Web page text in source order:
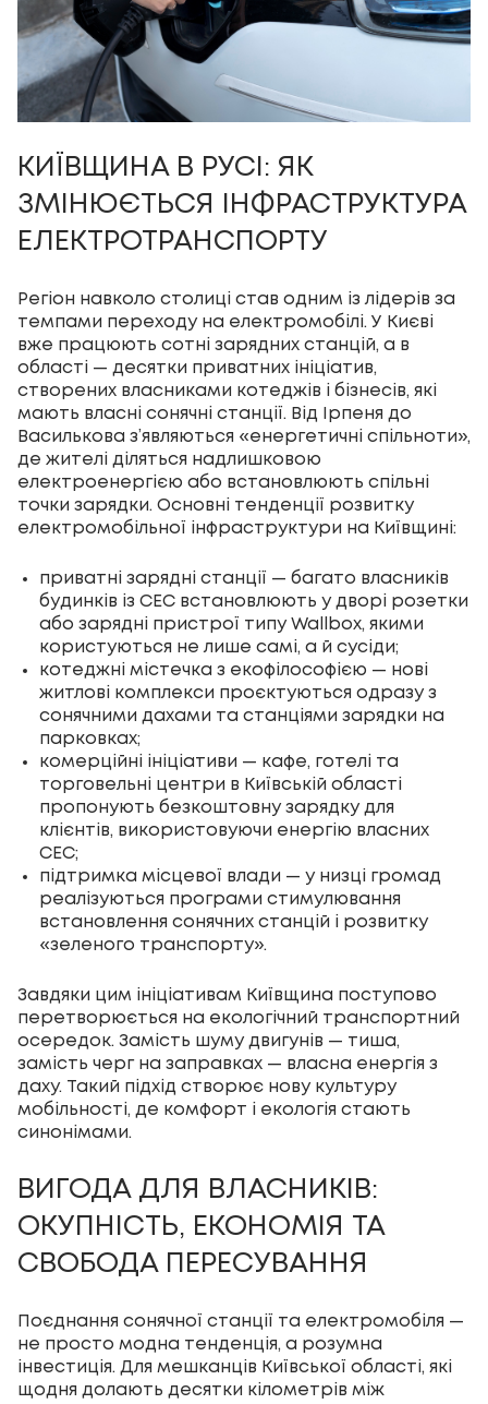
КИЇВЩИНА В РУСІ: ЯК
ЗМІНЮЄТЬСЯ ІНФРАСТРУКТУРА
ЕЛЕКТРОТРАНСПОРТУ
Регіон навколо столиці став одним із лідерів за
темпами переходу на електромобілі. У Києві
вже працюють сотні зарядних станцій, а в
області — десятки приватних ініціатив,
створених власниками котеджів і бізнесів, які
мають власні сонячні станції. Від Ірпеня до
Василькова з’являються «енергетичні спільноти»,
де жителі діляться надлишковою
електроенергією або встановлюють спільні
точки зарядки. Основні тенденції розвитку
електромобільної інфраструктури на Київщині:
приватні зарядні станції — багато власників
будинків із СЕС встановлюють у дворі розетки
або зарядні пристрої типу Wallbox, якими
користуються не лише самі, а й сусіди;
котеджні містечка з екофілософією — нові
житлові комплекси проєктуються одразу з
сонячними дахами та станціями зарядки на
парковках;
комерційні ініціативи — кафе, готелі та
торговельні центри в Київській області
пропонують безкоштовну зарядку для
клієнтів, використовуючи енергію власних
СЕС;
підтримка місцевої влади — у низці громад
реалізуються програми стимулювання
встановлення сонячних станцій і розвитку
«зеленого транспорту».
Завдяки цим ініціативам Київщина поступово
перетворюється на екологічний транспортний
осередок. Замість шуму двигунів — тиша,
замість черг на заправках — власна енергія з
даху. Такий підхід створює нову культуру
мобільності, де комфорт і екологія стають
синонімами.
ВИГОДА ДЛЯ ВЛАСНИКІВ:
ОКУПНІСТЬ, ЕКОНОМІЯ ТА
СВОБОДА ПЕРЕСУВАННЯ
Поєднання сонячної станції та електромобіля —
не просто модна тенденція, а розумна
інвестиція. Для мешканців Київської області, які
щодня долають десятки кілометрів між